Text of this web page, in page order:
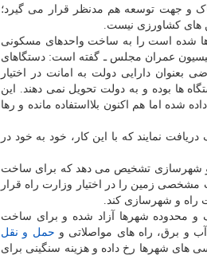
و جهت توسعه هم مدنظر قرار می گیرد؛
های کشاورزی نیست.
رها شده است را به ساخت واحدهای مسکونی
عمران مجلس ـ گفته است: دستگاهای
بعنوان دارایی دولت به امانت در اختیار
ها بوده و به دولت تحویل نمی دهند. این
شده اما هم اکنون بلااستفاده مانده و رها
نمایند که با این کار، خود به خود در
و شهرسازی تشخیص می دهد که برای ساخت
زمین را در اختیار وزارت راه قرار
راه و شهرسازی کند.
محدوده شهرها آزاد شده و برای ساخت
و برق، راه های مواصلاتی و حمل و نقل
های شهرها رخ داده و هزینه سنگینی برای